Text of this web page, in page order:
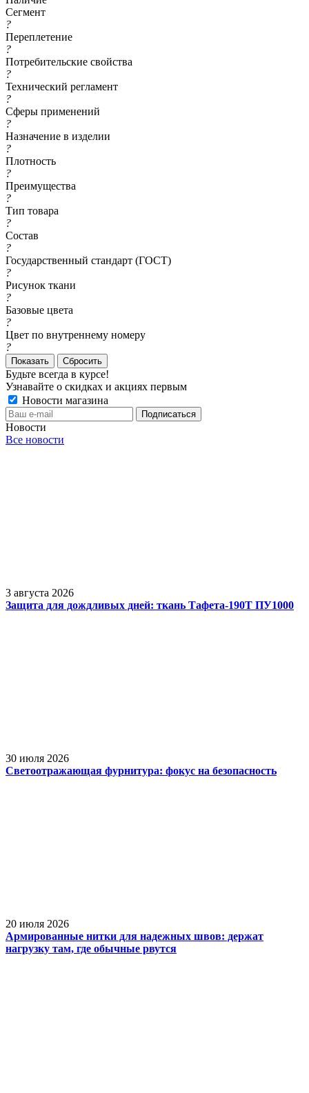
Сегмент
?
Переплетение
?
Потребительские свойства
?
Технический регламент
?
Сферы применений
?
Назначение в изделии
?
Плотность
?
Преимущества
?
Тип товара
?
Состав
?
Государственный стандарт (ГОСТ)
?
Рисунок ткани
?
Базовые цвета
?
Цвет по внутреннему номеру
?
Сбросить
Будьте всегда в курсе!
Узнавайте о скидках и акциях первым
Новости магазина
Новости
Все новости
3 августа 2026
Защита для дождливых дней: ткань Тафета-190Т ПУ1000
30 июля 2026
Светоотражающая фурнитура: фокус на безопасность
20 июля 2026
Армированные нитки для надежных швов: держат
нагрузку там, где обычные рвутся